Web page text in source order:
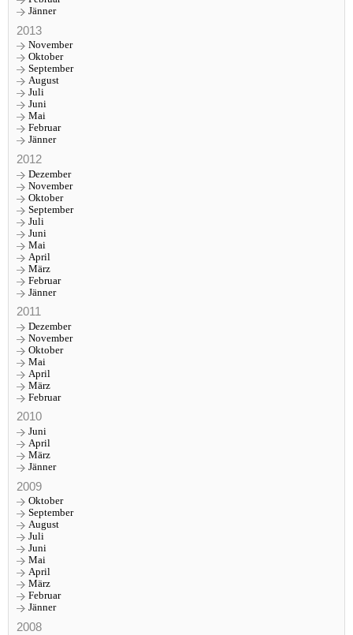
Jänner
2013
November
Oktober
September
August
Juli
Juni
Mai
Februar
Jänner
2012
Dezember
November
Oktober
September
Juli
Juni
Mai
April
März
Februar
Jänner
2011
Dezember
November
Oktober
Mai
April
März
Februar
2010
Juni
April
März
Jänner
2009
Oktober
September
August
Juli
Juni
Mai
April
März
Februar
Jänner
2008